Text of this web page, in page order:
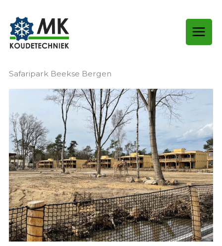
naar
inhoud
Safaripark Beekse Bergen